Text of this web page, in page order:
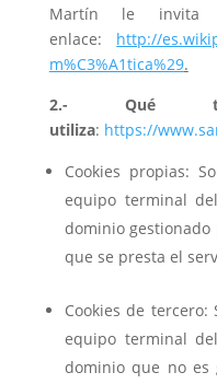
Martín le invita
enlace: http://
m%C3%A1tica%29.
2.- Qué
utiliza: https://
Cookies propias:
equipo terminal
dominio
que se presta el
Cookies de
equipo terminal
dominio que no es